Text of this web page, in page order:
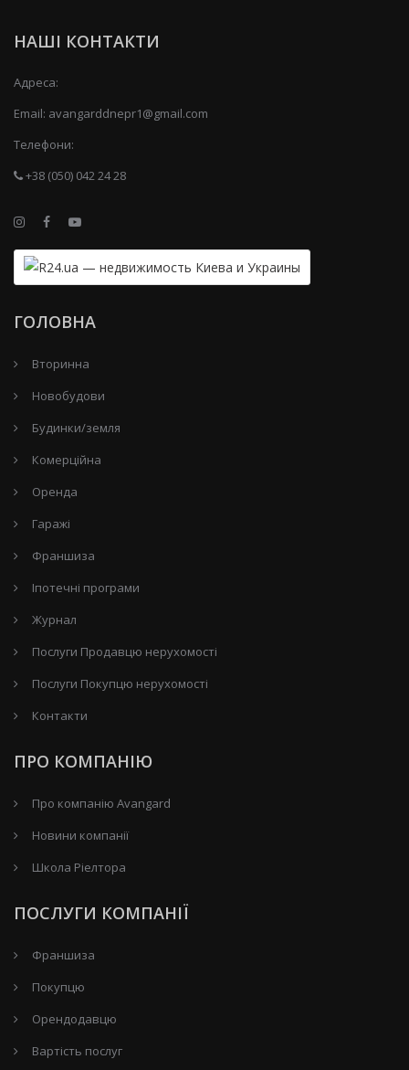
НАШІ КОНТАКТИ
Адреса:
Email: avangarddnepr1@gmail.com
Телефони:
+38 (050) 042 24 28
ГОЛОВНА
Вторинна
Новобудови
Будинки/земля
Комерційна
Оренда
Гаражі
Франшиза
Іпотечні програми
Журнал
Послуги Продавцю нерухомості
Послуги Покупцю нерухомості
Контакти
ПРО КОМПАНІЮ
Про компанію Avangard
Новини компанії
Школа Ріелтора
ПОСЛУГИ КОМПАНІЇ
Франшиза
Покупцю
Орендодавцю
Вартість послуг